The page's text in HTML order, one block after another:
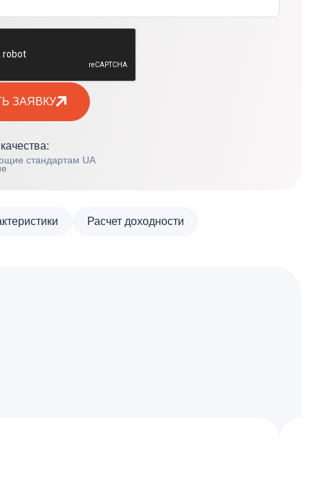
ЗАЯВКУ
стандартам UA
Расчет доходности